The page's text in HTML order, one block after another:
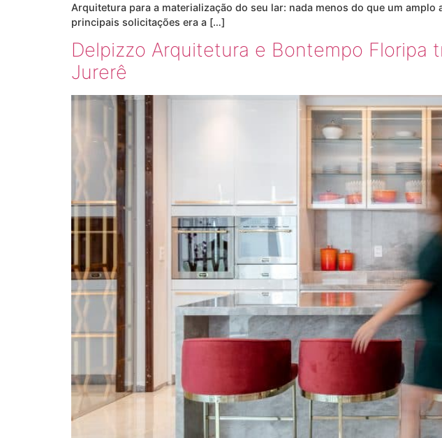
Arquitetura para a materialização do seu lar: nada menos do que um
principais solicitações era a […]
Delpizzo Arquitetura e Bontempo
Jurerê